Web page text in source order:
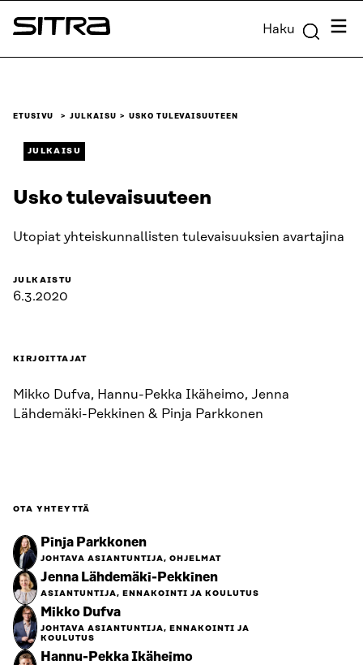
Siirry
suoraan
Sitra Haku
ETUSIVU JULKAISU USKO TULEVAISUUTEEN
JULKAISU
Usko tulevaisuuteen
Utopiat yhteiskunnallisten tulevaisuuksien avartajina
JULKAISTU
6.3.2020
KIRJOITTAJAT
Mikko Dufva, Hannu-Pekka Ikäheimo, Jenna
Lähdemäki-Pekkinen & Pinja Parkkonen
OTA YHTEYTTÄ
Pinja Parkkonen
JOHTAVA ASIANTUNTIJA, OHJELMAT
Jenna Lähdemäki-Pekkinen
ASIANTUNTIJA, ENNAKOINTI JA KOULUTUS
Mikko Dufva
JOHTAVA ASIANTUNTIJA, ENNAKOINTI JA
KOULUTUS
Hannu-Pekka Ikäheimo